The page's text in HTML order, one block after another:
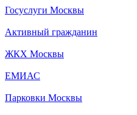
Госуслуги Москвы
Активный гражданин
ЖКХ Москвы
ЕМИАС
Парковки Москвы